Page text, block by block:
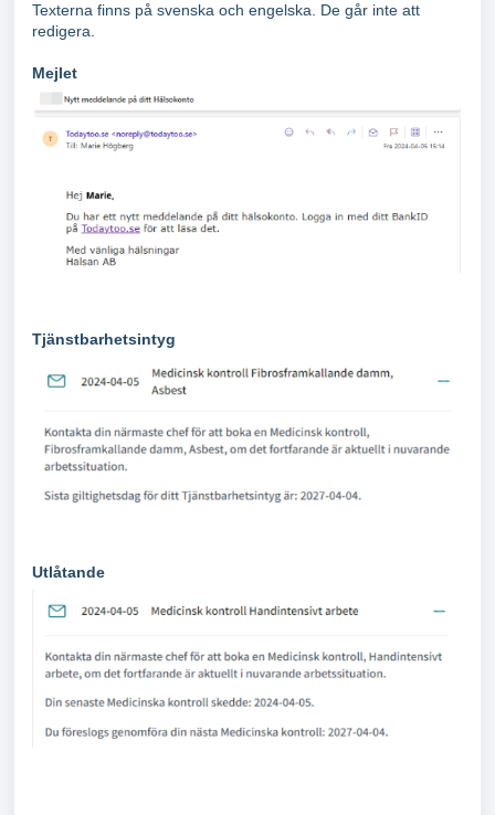
Texterna finns på svenska och engelska. De går inte att
redigera.
Mejlet
Tjänstbarhetsintyg
Utlåtande